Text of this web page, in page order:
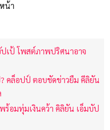
น้า
เป้ โพสต์ภาพปริศนาอาจ
คล็อปป์ ตอบชัดข่าวยืม คีลิยัน
ร้อมทุ่มเงินคว้า คิลิยัน เอ็มบัป